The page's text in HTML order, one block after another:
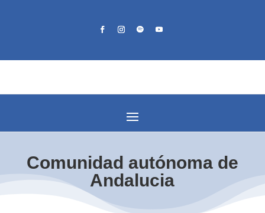
Comunidad autónoma de
Andalucia